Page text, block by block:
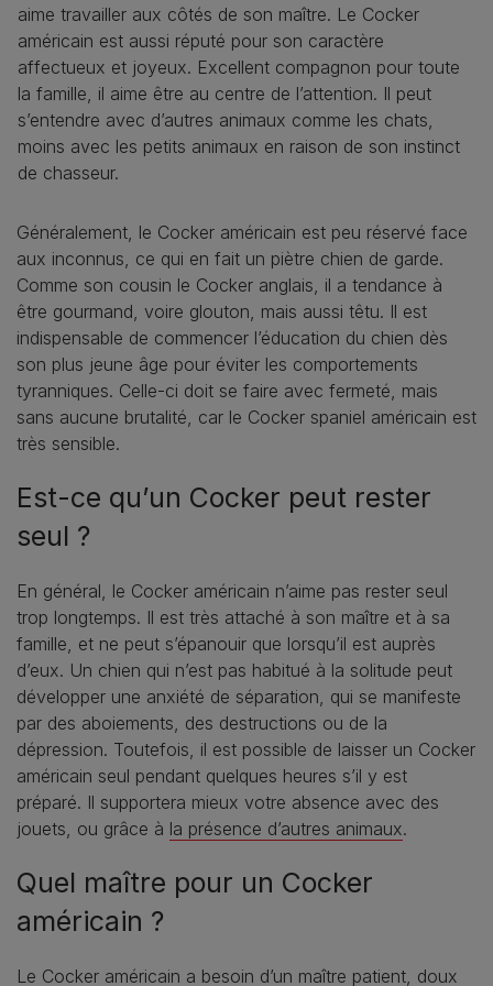
aime travailler aux côtés de son maître. Le Cocker
américain est aussi réputé pour son caractère
affectueux et joyeux. Excellent compagnon pour toute
la famille, il aime être au centre de l’attention. Il peut
s’entendre avec d’autres animaux comme les chats,
moins avec les petits animaux en raison de son instinct
de chasseur.
Généralement, le Cocker américain est peu réservé face
aux inconnus, ce qui en fait un piètre chien de garde.
Comme son cousin le Cocker anglais, il a tendance à
être gourmand, voire glouton, mais aussi têtu. Il est
indispensable de commencer l’éducation du chien dès
son plus jeune âge pour éviter les comportements
tyranniques. Celle-ci doit se faire avec fermeté, mais
sans aucune brutalité, car le Cocker spaniel américain est
très sensible.
Est-ce qu’un Cocker peut rester
seul ?
En général, le Cocker américain n’aime pas rester seul
trop longtemps. Il est très attaché à son maître et à sa
famille, et ne peut s’épanouir que lorsqu’il est auprès
d’eux. Un chien qui n’est pas habitué à la solitude peut
développer une anxiété de séparation, qui se manifeste
par des aboiements, des destructions ou de la
dépression. Toutefois, il est possible de laisser un Cocker
américain seul pendant quelques heures s’il y est
préparé. Il supportera mieux votre absence avec des
jouets, ou grâce à la présence d’autres animaux.
Quel maître pour un Cocker
américain ?
Le Cocker américain a besoin d’un maître patient, doux